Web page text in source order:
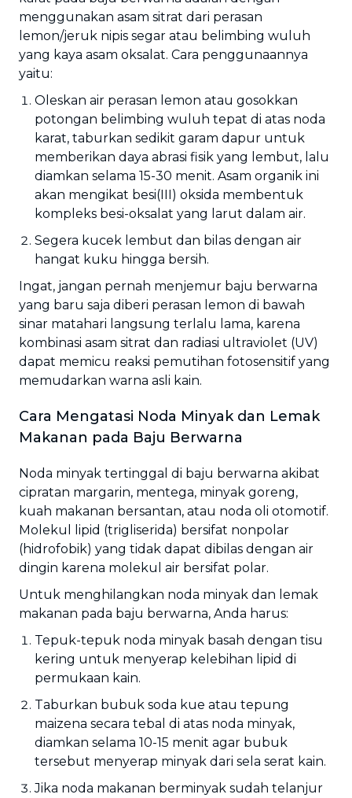
menggunakan asam sitrat dari perasan
lemon/jeruk nipis segar atau belimbing wuluh
yang kaya asam oksalat. Cara penggunaannya
yaitu:
Oleskan air perasan lemon atau gosokkan
potongan belimbing wuluh tepat di atas noda
karat, taburkan sedikit garam dapur untuk
memberikan daya abrasi fisik yang lembut, lalu
diamkan selama 15-30 menit. Asam organik ini
akan mengikat besi(III) oksida membentuk
kompleks besi-oksalat yang larut dalam air.
Segera kucek lembut dan bilas dengan air
hangat kuku hingga bersih.
Ingat, jangan pernah menjemur baju berwarna
yang baru saja diberi perasan lemon di bawah
sinar matahari langsung terlalu lama, karena
kombinasi asam sitrat dan radiasi ultraviolet (UV)
dapat memicu reaksi pemutihan fotosensitif yang
memudarkan warna asli kain.
Cara Mengatasi Noda Minyak dan Lemak
Makanan pada Baju Berwarna
Noda minyak tertinggal di baju berwarna akibat
cipratan margarin, mentega, minyak goreng,
kuah makanan bersantan, atau noda oli otomotif.
Molekul lipid (trigliserida) bersifat nonpolar
(hidrofobik) yang tidak dapat dibilas dengan air
dingin karena molekul air bersifat polar.
Untuk menghilangkan noda minyak dan lemak
makanan pada baju berwarna, Anda harus:
Tepuk-tepuk noda minyak basah dengan tisu
kering untuk menyerap kelebihan lipid di
permukaan kain.
Taburkan bubuk soda kue atau tepung
maizena secara tebal di atas noda minyak,
diamkan selama 10-15 menit agar bubuk
tersebut menyerap minyak dari sela serat kain.
Jika noda makanan berminyak sudah telanjur